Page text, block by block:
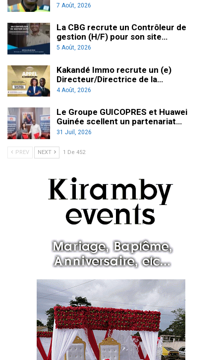
7 Août, 2026
La CBG recrute un Contrôleur de
gestion (H/F) pour son site…
5 Août, 2026
Kakandé Immo recrute un (e)
Directeur/Directrice de la…
4 Août, 2026
Le Groupe GUICOPRES et Huawei
Guinée scellent un partenariat…
31 Juil, 2026
PREV NEXT 1 De 452